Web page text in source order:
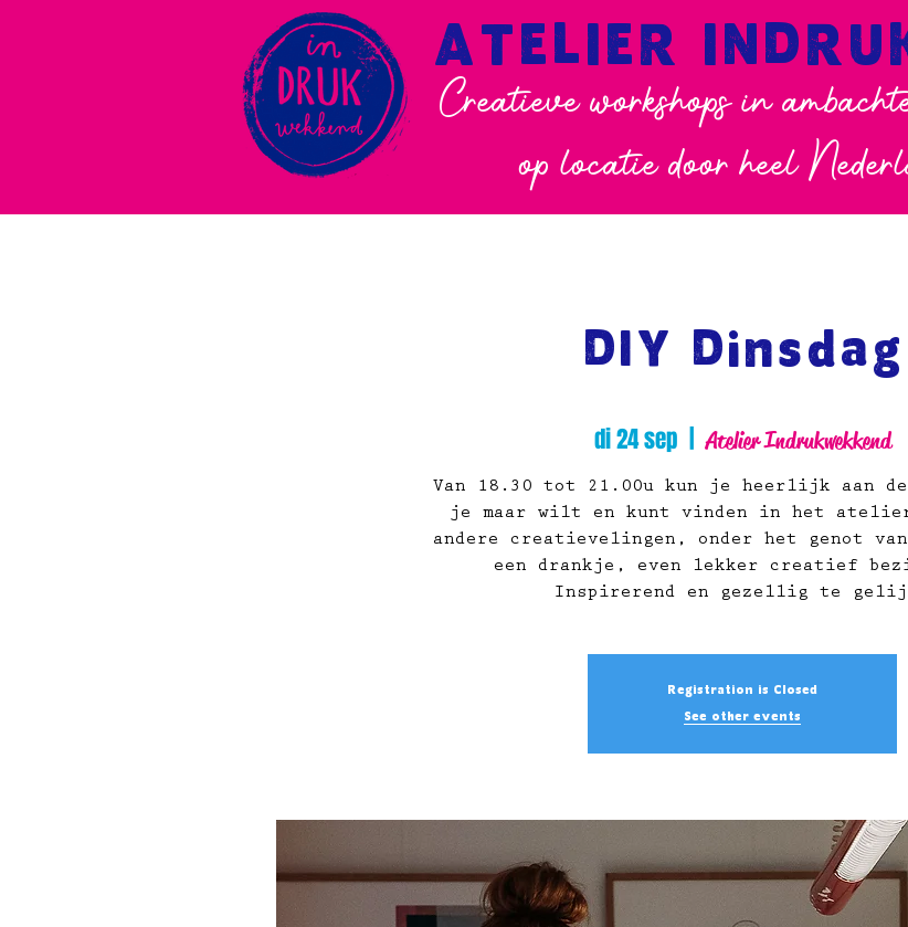
Creatieve workshops in
op locatie door heel
ATELIER
DIY Dinsdag
di 24 sep
  |
Atelier Indrukwekkend
Van 18.30 tot 21.00u kun je heerlijk aan
je maar wilt en kunt vinden in het atelier.
andere creatievelingen, onder het genot
een drankje, even lekker creatief
Inspirerend en gezellig te
Registration is Closed
See other events